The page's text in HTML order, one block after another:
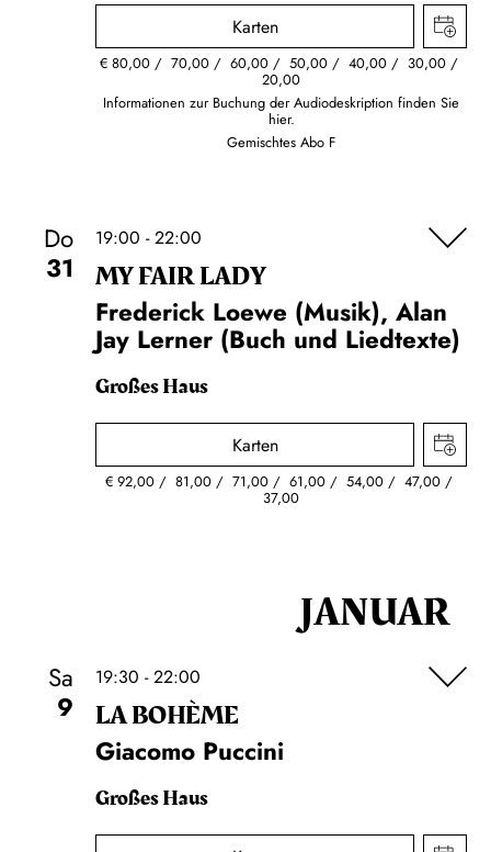
Karten
€80,00 70,00 60,00 50,00 40,00 30,00
20,00
Informationen zur Buchung der Audiodeskription finden Sie
hier.
Gemischtes Abo F
Do
31
19:00 - 22:00
MY FAIR LADY
Frederick Loewe (Musik), Alan
Jay Lerner (Buch und Liedtexte)
Großes Haus
Karten
€92,00 81,00 71,00 61,00 54,00 47,00
37,00
JANUAR
Sa
9
19:30 - 22:00
LA BOHÈME
Giacomo Puccini
Großes Haus